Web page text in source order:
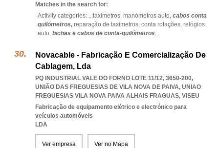
Matches in the search for:
Activity categories: ...taxímetros, manómetros auto, cabos conta
quilómetros, reparação de taxímetros, conta rotações, relógios
auto, bichas e cabos de conta-quilómetros...
Novacable - Fabricação E Comercialização De
Cablagem, Lda
PQ INDUSTRIAL VALE DO FORNO LOTE 11/12, 3650-200,
UNIÃO DAS FREGUESIAS DE VILA NOVA DE PAIVA, UNIAO
FREGUESIAS VILA NOVA PAIVA ALHAIS FRAGUAS, VISEU
Fabricação de equipamento elétrico e electrónico para
veículos automóveis
LDA
Ver empresa Ver no Mapa